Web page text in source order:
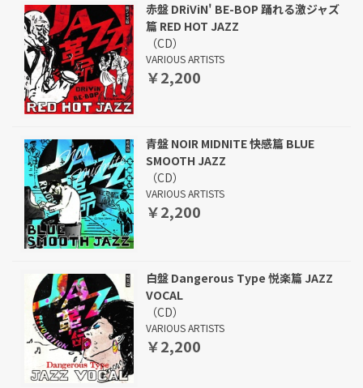
赤盤 DRiViN' BE-BOP 踊れる激ジャズ
篇 RED HOT JAZZ
（CD）
VARIOUS ARTISTS
￥2,200
青盤 NOIR MIDNITE 快感篇 BLUE
SMOOTH JAZZ
（CD）
VARIOUS ARTISTS
￥2,200
白盤 Dangerous Type 悦楽篇 JAZZ
VOCAL
（CD）
VARIOUS ARTISTS
￥2,200